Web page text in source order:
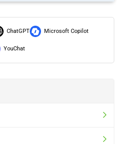
ChatGPT Microsoft Copilot
YouChat